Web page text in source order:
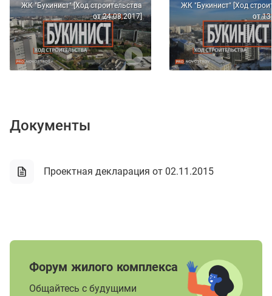
ЖК "Букинист" [Ход строительства
от 24.08.2017]
ЖК "Букинист" [Ход
от
Документы
Проектная декларация от 02.11.2015
Форум жилого комплекса
Общайтесь с будущими